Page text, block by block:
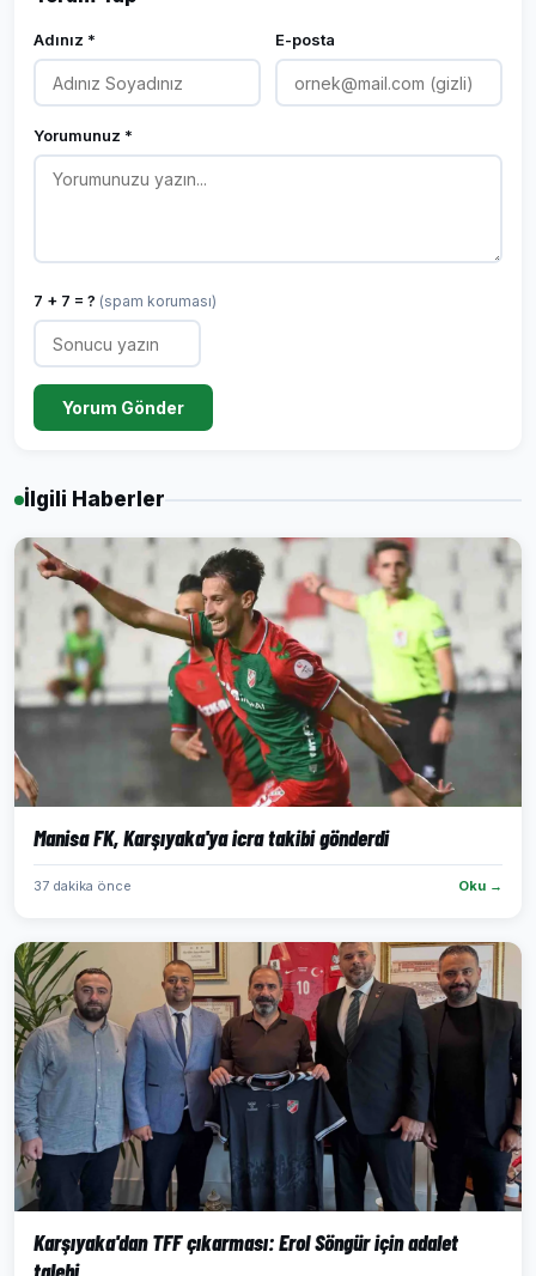
Adınız * E-posta
Yorumunuz *
7 + 7 = ? (spam koruması)
Yorum Gönder
İlgili Haberler
Manisa FK, Karşıyaka'ya icra takibi gönderdi
37 dakika önce Oku →
Karşıyaka'dan TFF çıkarması: Erol Söngür için adalet